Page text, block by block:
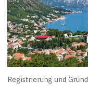
Registrierung und